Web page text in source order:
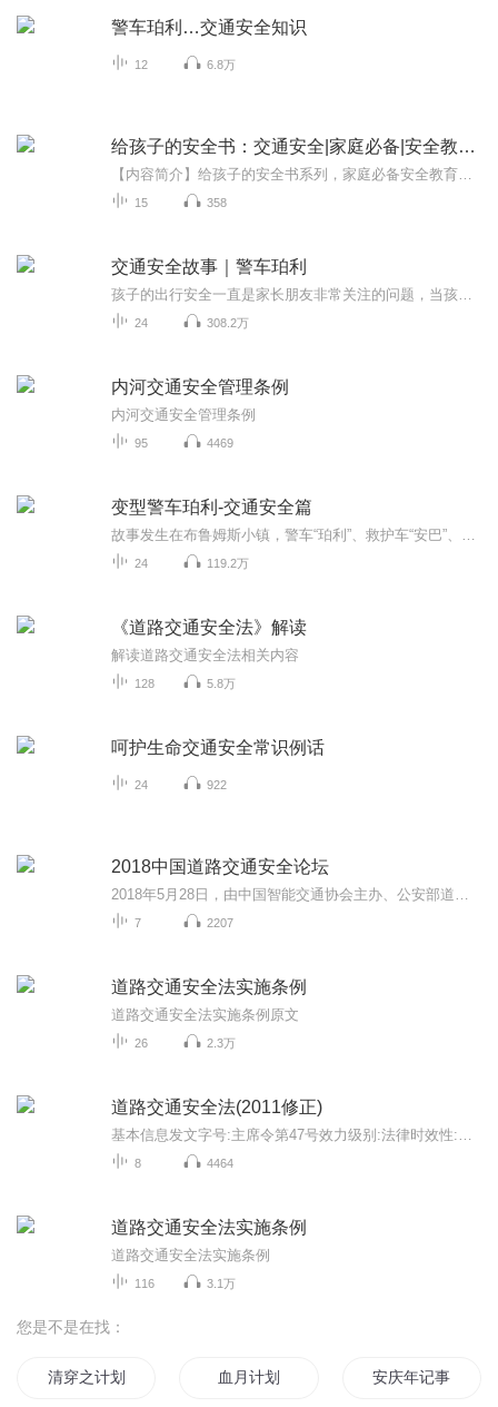
警车珀利…交通安全知识
12 6.8万
给孩子的安全书：交通安全|家庭必备|安全教育|儿童
15 358
交通安全故事｜警车珀利
24 308.2万
内河交通安全管理条例
内河交通安全管理条例
95 4469
变型警车珀利-交通安全篇
24 119.2万
《道路交通安全法》解读
解读道路交通安全法相关内容
128 5.8万
呵护生命交通安全常识例话
24 922
2018中国道路交通安全论坛
7 2207
道路交通安全法实施条例
道路交通安全法实施条例原文
26 2.3万
道路交通安全法(2011修正)
8 4464
道路交通安全法实施条例
道路交通安全法实施条例
116 3.1万
您是不是在找：
清穿之计划书 血月计划 安庆年记事